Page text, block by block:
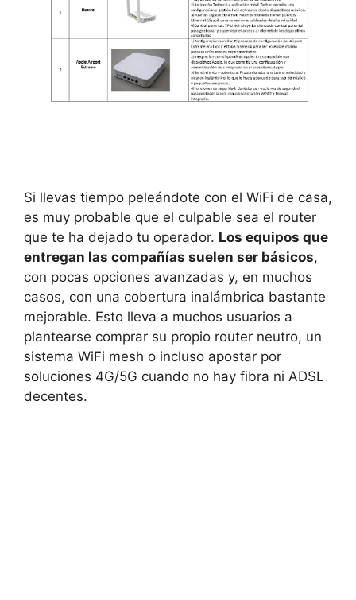
Si llevas tiempo peleándote con el WiFi de casa,
es muy probable que el culpable sea el router
que te ha dejado tu operador. Los equipos que
entregan las compañías suelen ser básicos,
con pocas opciones avanzadas y, en muchos
casos, con una cobertura inalámbrica bastante
mejorable. Esto lleva a muchos usuarios a
plantearse comprar su propio router neutro, un
sistema WiFi mesh o incluso apostar por
soluciones 4G/5G cuando no hay fibra ni ADSL
decentes.